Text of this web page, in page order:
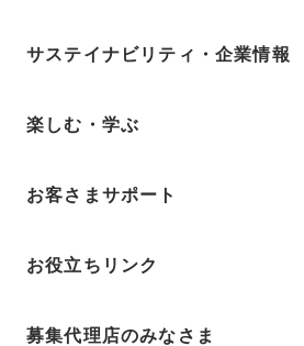
サステイナビリティ・企業情報
楽しむ・学ぶ
お客さまサポート
お役立ちリンク
募集代理店のみなさま